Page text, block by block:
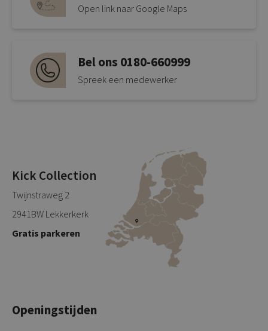
Open link naar Google Maps
Bel ons 0180-660999
Spreek een medewerker
Kick Collection
Twijnstraweg 2
2941BW Lekkerkerk
Gratis parkeren
Openingstijden